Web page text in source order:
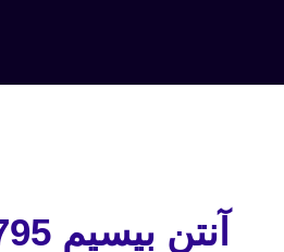
آنتن بیسیم HYT IP795